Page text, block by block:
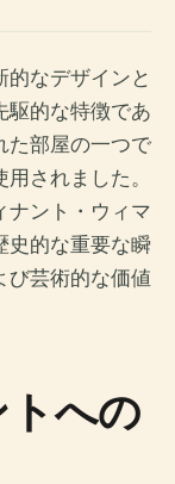
的なデザインと
駆的な特徴であ
た部屋の一つで
されました。
ナント・ウィマ
史的な重要な瞬
び芸術的な価値
への